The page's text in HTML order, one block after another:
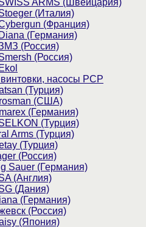
ARMS (Швейцария)
(Италия)
(Франция)
(Германия)
(Россия)
(Россия)
насосы PCP
(Турция)
(США)
(Германия)
(Турция)
Arms (Турция)
(Турция)
(Россия)
Sauer (Германия)
(Англия)
(Дания)
(Германия)
(Россия)
(Япония)